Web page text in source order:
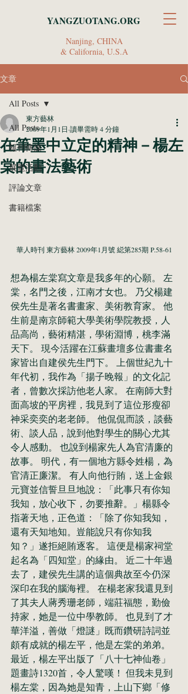
Nanjing, CHINA
& California, U.S.A
YANGZUOTANG.ORG
文章
All Posts
報刊傳媒
展覽活動
評論文章
書籍檔案
All Posts
在筆墨中立定的精神－楊左
棠的書法藝術
東方藝林
2009年1月1日 讀畢需時 4 分鐘
華人時刊 東方藝林 2009年1月號 縂第285期 P.58-61
想為楊左棠寫文章是我多年的心願。 左
棠，名門之後，江南才女也。 乃父楊建
侯先生是著名書畫家、美術教育家。 他
生前是南京師範大學美術學院教授，人
品高尚，藝術精湛，學術淵博，桃李滿
天下。 現今活躍在江蘇畫壇多位書畫名
家皆出自建侯先生門下。 上個世紀九十
年代初，我作為「揚子晚報」的文化記
者，曾數次採訪他老人家。 在南師大對
面高坡的平房裡，我見到了這位形瘦卻
神采奕奕的老老師。 他侃侃而談，談藝
術、談人品，說到他對學生的關心尤其
令人感動。 也說到楊家先人為官清廉的
故事。 明代，有一個地方縣令姓楊，為
官清正廉潔。 有人向他行賄，送上金銀
元寶並信誓旦旦地說：「此事只有你知
我知，放心收下，勿要推辭。」楊縣令
指著天地，正色道：「除了你知我知，
還有天知地知。豈能說只有你知我
知？」遂拒絕賄逐客。 這便是楊家祠堂
起名為「四知堂」的緣由。 近二十年過
去了，建侯先生講的這個典故至今仍深
深印在我的腦海裡。 在楊老家我還見到
了其夫人蔣秀珊老師，端莊福態，勤儉
持家，她是一位中學教師。 也見到了才
華洋溢，善做「燈謎」既而鑽研詩詞並
頗有成就的楊左平，他是左棠的弟弟。
最近，楊左平出版了「八十七神仙卷」
題畫詩1320首，令人驚嘆！ 但我未見到
楊左棠，因為她是知青，上山下鄉「修